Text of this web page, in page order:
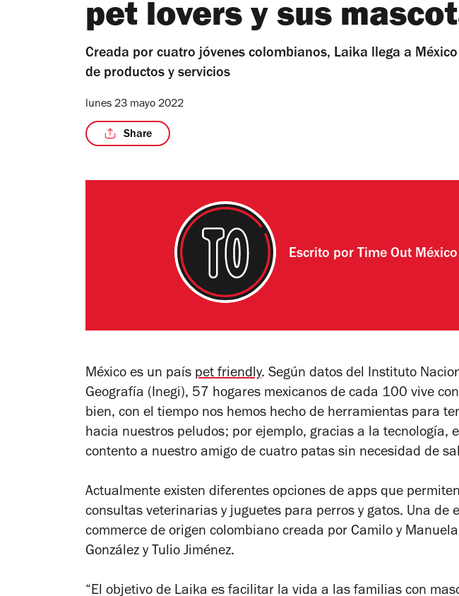
pet lovers y sus
Creada por cuatro jóvenes colombianos, Laika llega a
de productos y servicios
lunes 23 mayo 2022
Share
Escrito por Time Out
México es un país pet friendly. Según datos del Instituto
Geografía (Inegi), 57 hogares mexicanos de cada 100 vive
bien, con el tiempo nos hemos hecho de herramientas para
hacia nuestros peludos; por ejemplo, gracias a la tecnología,
contento a nuestro amigo de cuatro patas sin necesidad de
Actualmente existen diferentes opciones de apps que
consultas veterinarias y juguetes para perros y gatos. Una de
commerce de origen colombiano creada por Camilo y
González y Tulio Jiménez.
“El objetivo de Laika es facilitar la vida a las familias con